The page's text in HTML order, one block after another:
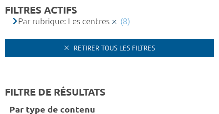
FILTRES ACTIFS
Par rubrique: Les centres (8)
RETIRER TOUS LES FILTRES
FILTRE DE RÉSULTATS
Par type de contenu